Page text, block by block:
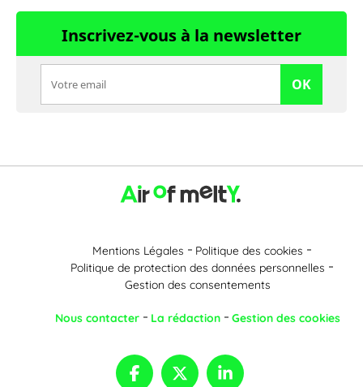
Inscrivez-vous à la newsletter
OK
Mentions Légales
Politique des cookies
Politique de protection des données personnelles
Gestion des consentements
Nous contacter La rédaction Gestion des cookies